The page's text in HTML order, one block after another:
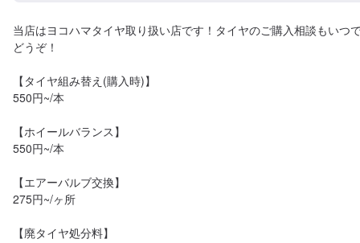
当店はヨコハマタイヤ取り扱い店です！タイヤのご購入相談もいつ
どうぞ！
【タイヤ組み替え(購入時)】
550円~/本
【ホイールバランス】
550円~/本
【エアーバルブ交換】
275円~/ヶ所
【廃タイヤ処分料】